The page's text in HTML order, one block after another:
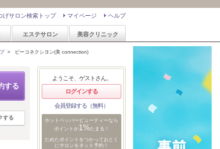
ヘルプ
マイページ
げサロン検索トップ
エステサロン 美容クリニック
> ビーコネクシヨン(美 connection)
する
する
ようこそ、ゲストさん。
ログインする
会員登録する（無料）
ホットペッパービューティーなら
ポイントが1%たまる！
ためたポイントをつかっておとく
にサロンをネット予約！